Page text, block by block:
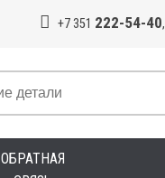
+7 351 222-54-40,
ОБРАТНАЯ